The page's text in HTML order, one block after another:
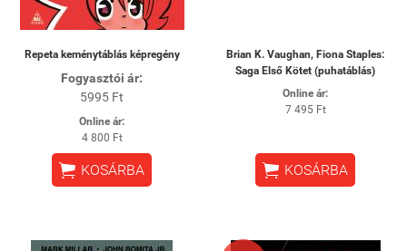
Repeta keménytáblás képregény
Fogyasztói ár:
5995 Ft
Online ár:
4 800 Ft
 KOSÁRBA
Brian K. Vaughan, Fiona Staples:
Saga Első Kötet (puhatáblás)
Online ár:
7 495 Ft
 KOSÁRBA